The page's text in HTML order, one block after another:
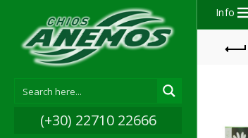
Info
(+30) 22710 22666